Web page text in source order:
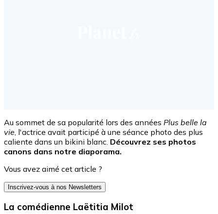
Au sommet de sa popularité lors des années Plus belle la
vie , l'actrice avait participé à une séance photo des plus
caliente dans un bikini blanc. Découvrez ses photos
canons dans notre diaporama.
Vous avez aimé cet article ?
Inscrivez-vous à nos Newsletters
La comédienne Laëtitia Milot